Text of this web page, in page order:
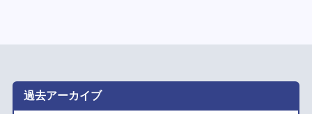
過去アーカイブ